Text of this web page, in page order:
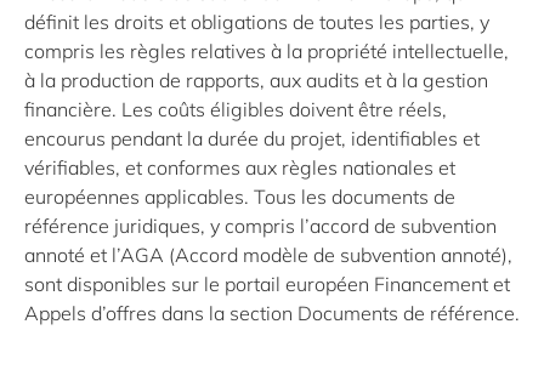
définit les droits et obligations de toutes les parties, y
compris les règles relatives à la propriété intellectuelle,
à la production de rapports, aux audits et à la gestion
financière. Les coûts éligibles doivent être réels,
encourus pendant la durée du projet, identifiables et
vérifiables, et conformes aux règles nationales et
européennes applicables. Tous les documents de
référence juridiques, y compris l’accord de subvention
annoté et l’AGA (Accord modèle de subvention annoté),
sont disponibles sur le portail européen Financement et
Appels d’offres dans la section Documents de référence.